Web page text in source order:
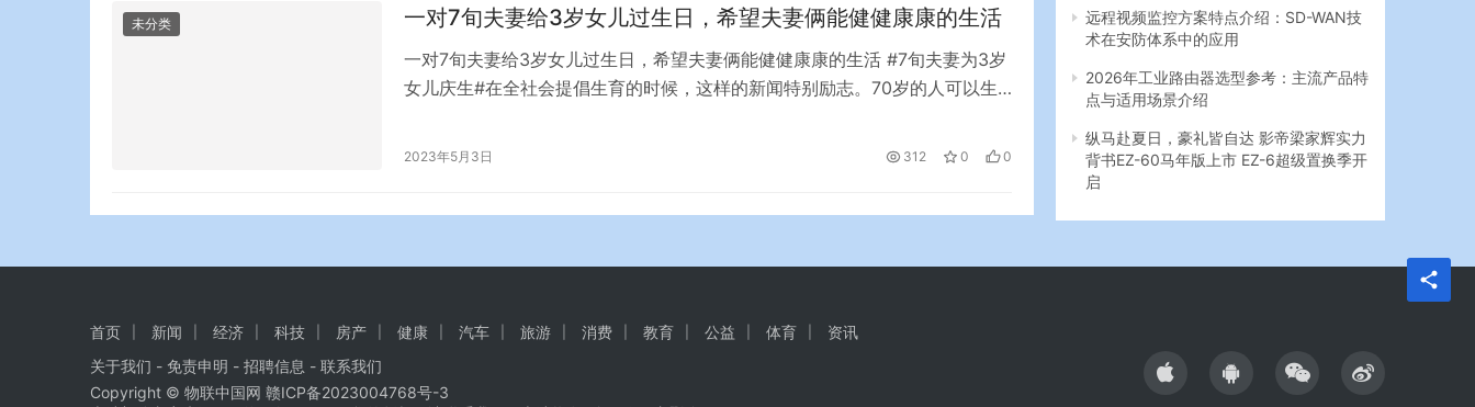
她还在尽…
未分类 一对7旬夫妻给3岁女儿过生日，希望夫妻俩能健健康康的生活
一对7旬夫妻给3岁女儿过生日，希望夫妻俩能健健康康的生活 #7旬夫妻为3岁
女儿庆生#在全社会提倡生育的时候，这样的新闻特别励志。70岁的人可以生
个孩子的时候，我很担心两位老人会被罚款，甚至受到其他方式的惩罚。现在
2023年5月3日 312 0 0
远程视频监控方案特点介绍：SD-WAN技
术在安防体系中的应用
2026年工业路由器选型参考：主流产品特
点与适用场景介绍
纵马赴夏日，豪礼皆自达 影帝梁家辉实力
背书EZ-60马年版上市 EZ-6超级置换季开
启
首页 新闻 经济 科技 房产 健康 汽车 旅游 消费 教育 公益 体育
资讯
关于我们 - 免责申明 - 招聘信息 - 联系我们
Copyright © 物联中国网 赣ICP备2023004768号-3